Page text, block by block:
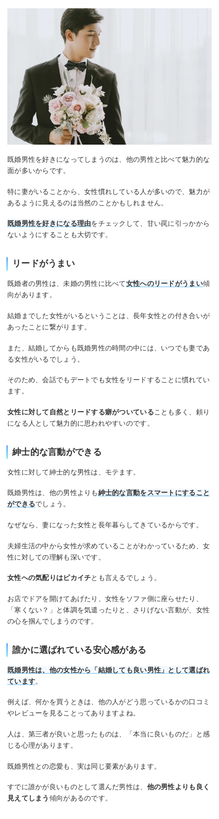
既婚男性を好きになってしまうのは、他の男性と比べて魅力的な
面が多いからです。
特に妻がいることから、女性慣れしている人が多いので、魅力が
あるように見えるのは当然のことかもしれません。
既婚男性を好きになる理由をチェックして、甘い罠に引っかから
ないようにすることも大切です。
リードがうまい
既婚者の男性は、未婚の男性に比べて女性へのリードがうまい傾
向があります。
結婚までした女性がいるということは、長年女性との付き合いが
あったことに繋がります。
また、結婚してからも既婚男性の時間の中には、いつでも妻であ
る女性がいるでしょう。
そのため、会話でもデートでも女性をリードすることに慣れてい
ます。
女性に対して自然とリードする癖がついていることも多く、頼り
になる人として魅力的に思われやすいのです。
紳士的な言動ができる
女性に対して紳士的な男性は、モテます。
既婚男性は、他の男性よりも紳士的な言動をスマートにすること
ができるでしょう。
なぜなら、妻になった女性と長年暮らしてきているからです。
夫婦生活の中から女性が求めていることがわかっているため、女
性に対しての理解も深いです。
女性への気配りはピカイチとも言えるでしょう。
お店でドアを開けてあげたり、女性をソファ側に座らせたり、
「寒くない？」と体調を気遣ったりと、さりげない言動が、女性
の心を掴んでしまうのです。
誰かに選ばれている安心感がある
既婚男性は、他の女性から「結婚しても良い男性」として選ばれ
ています。
例えば、何かを買うときは、他の人がどう思っているかの口コミ
やレビューを見ることってありますよね。
人は、第三者が良いと思ったものは、「本当に良いものだ」と感
じる心理があります。
既婚男性との恋愛も、実は同じ要素があります。
すでに誰かが良いものとして選んだ男性は、 他の男性よりも良く
見えてしまう 傾向があるのです。